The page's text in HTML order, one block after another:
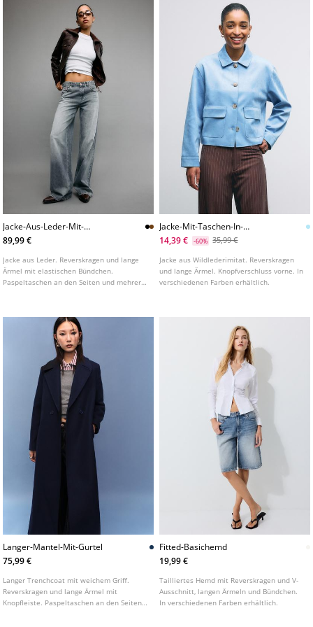
Jacke-Aus-Leder-Mit-
Rippbundchen
89,99 €
Jacke aus Leder. Reverskragen und lange
Ärmel mit elastischen Bündchen.
Paspeltaschen an den Seiten und mehrere
Metallreißverschluss vorne.
Jacke-Mit-Taschen-In-
Wildlederoptik
14,39 € -60% 35,99 €
Jacke aus Wildlederimitat. Reverskragen
und lange Ärmel. Knopfverschluss vorne. In
verschiedenen Farben erhältlich.
Langer-Mantel-Mit-Gurtel
75,99 €
Langer Trenchcoat mit weichem Griff.
Reverskragen und lange Ärmel mit
Knopfleiste. Paspeltaschen an den Seiten.
Fitted-Basichemd
19,99 €
Tailliertes Hemd mit Reverskragen und V-
Ausschnitt, langen Ärmeln und Bündchen.
In verschiedenen Farben erhältlich.